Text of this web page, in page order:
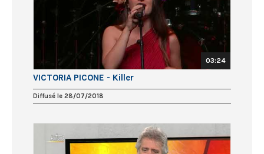
03:24
VICTORIA PICONE - Killer
Diffusé le 28/07/2018